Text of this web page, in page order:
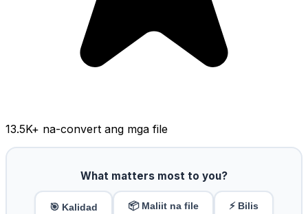
13.5K+ na-convert ang mga file
What matters most to you?
🎯 Kalidad 📦 Maliit na file ⚡ Bilis